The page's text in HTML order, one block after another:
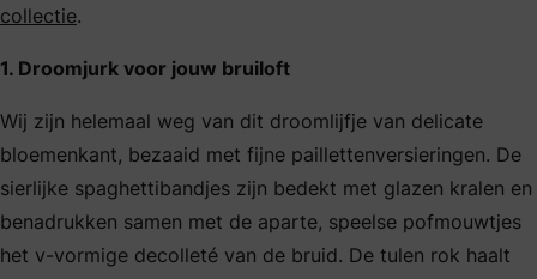
collectie.
1. Droomjurk voor jouw bruiloft
Wij zijn helemaal weg van dit droomlijfje van delicate
bloemenkant, bezaaid met fijne paillettenversieringen. De
sierlijke spaghettibandjes zijn bedekt met glazen kralen en
benadrukken samen met de aparte, speelse pofmouwtjes
het v-vormige decolleté van de bruid. De tulen rok haalt